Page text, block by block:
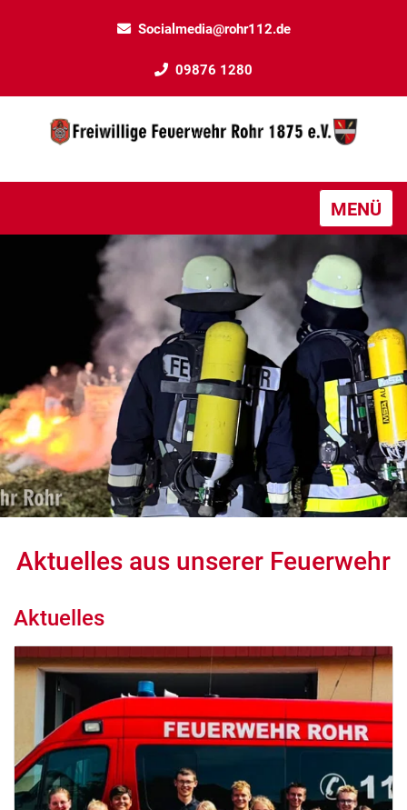
Socialmedia@rohr112.de
09876 1280
MENÜ
Aktuelles aus unserer Feuerwehr
Aktuelles